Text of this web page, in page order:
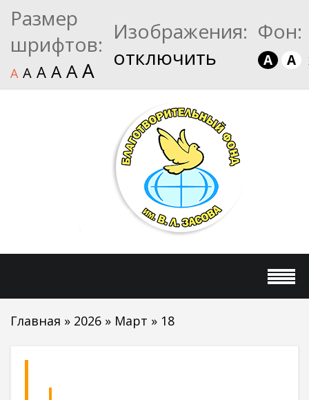
Размер
шрифтов:
A A A A AA
Изображения:
отключить
Фон:
A A
Главная » 2026 » Март » 18